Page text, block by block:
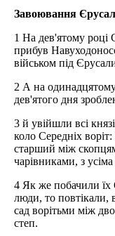
Завоювання
1 На дев'ятому році
прибув
військом під
2 А на одинадцятому
дев'ятого дня
3 й увійшли всі
коло Середніх
старший між
чарівниками, з
4 Як же побачили їх
люди, то повтікали,
сад ворітьми між
степ.